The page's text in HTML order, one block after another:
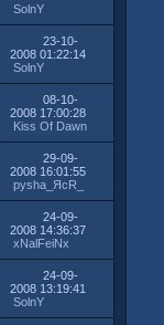
SolnY
23-10-
2008 01:22:14
SolnY
08-10-
2008 17:00:28
Kiss Of Dawn
29-09-
2008 16:01:55
pysha_ЯсR_
24-09-
2008 14:36:37
xNalFeiNx
24-09-
2008 13:19:41
SolnY